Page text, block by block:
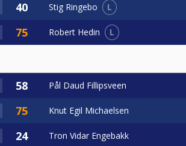
Stig Ringebo L
Robert Hedin L
Pål Daud Fillipsveen
Knut Egil Michaelsen
Tron Vidar Engebakk